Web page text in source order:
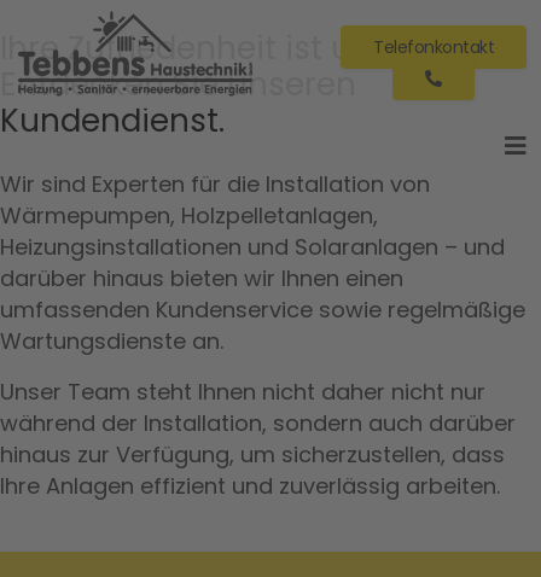
Telefonkontakt
Ihre Zufriedenheit ist unser Ziel:
Entdecken Sie unseren
Kundendienst.
Wir sind Experten für die Installation von
Wärmepumpen, Holzpelletanlagen,
Heizungsinstallationen und Solaranlagen – und
darüber hinaus bieten wir Ihnen einen
umfassenden Kundenservice sowie regelmäßige
Wartungsdienste an.
Unser Team steht Ihnen nicht daher nicht nur
während der Installation, sondern auch darüber
hinaus zur Verfügung, um sicherzustellen, dass
Ihre Anlagen effizient und zuverlässig arbeiten.